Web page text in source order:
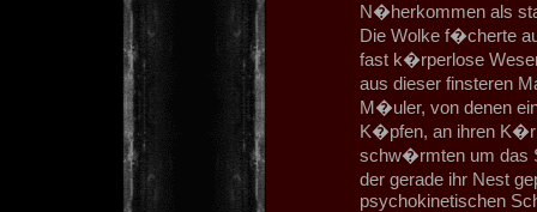
N�herkommen als
Die Wolke f�cherte
fast k�rperlose
aus dieser finsteren
M�uler, von denen
K�pfen, an ihren
schw�rmten um das
der gerade ihr Nest
psychokinetischen